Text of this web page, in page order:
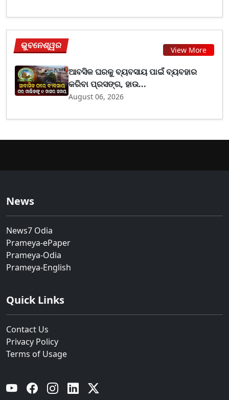
ଭୁବନେଶ୍ୱର View More
ଆବସିକ ଘରକୁ ବ୍ୟବସାୟ ପାଇଁ ବ୍ୟବହାର
କରିବା ପ୍ରସଙ୍ଗ, ହାଉ...
August 06, 2026
News
News7 Odia
Prameya-ePaper
Prameya-Odia
Prameya-English
Quick Links
Contact Us
Privacy Policy
Terms of Usage
YouTube Facebook Instagram Linkedin